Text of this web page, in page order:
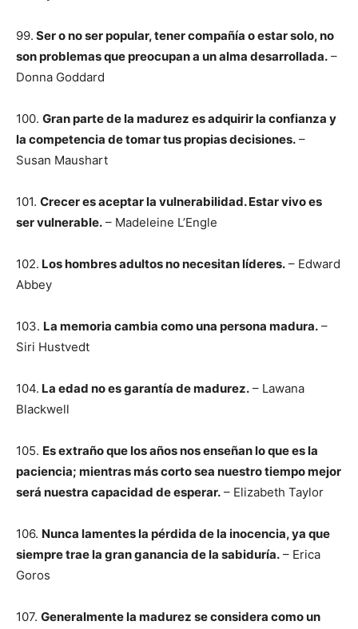
99. Ser o no ser popular, tener compañía o estar solo, no
son problemas que preocupan a un alma desarrollada. –
Donna Goddard
100. Gran parte de la madurez es adquirir la confianza y
la competencia de tomar tus propias decisiones. –
Susan Maushart
101. Crecer es aceptar la vulnerabilidad. Estar vivo es
ser vulnerable. – Madeleine L’Engle
102. Los hombres adultos no necesitan líderes. – Edward
Abbey
103. La memoria cambia como una persona madura. –
Siri Hustvedt
104. La edad no es garantía de madurez. – Lawana
Blackwell
105. Es extraño que los años nos enseñan lo que es la
paciencia; mientras más corto sea nuestro tiempo mejor
será nuestra capacidad de esperar. – Elizabeth Taylor
106. Nunca lamentes la pérdida de la inocencia, ya que
siempre trae la gran ganancia de la sabiduría. – Erica
Goros
107. Generalmente la madurez se considera como un